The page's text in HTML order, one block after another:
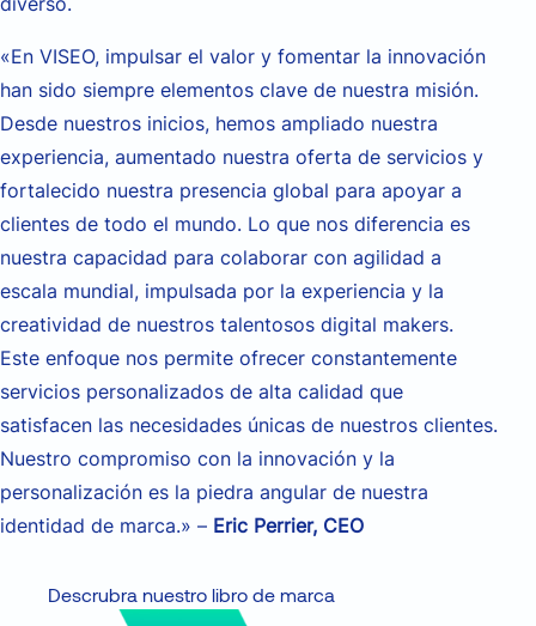
«En VISEO, impulsar el valor y fomentar la innovación
han sido siempre elementos clave de nuestra misión.
Desde nuestros inicios, hemos ampliado nuestra
experiencia, aumentado nuestra oferta de servicios y
fortalecido nuestra presencia global para apoyar a
clientes de todo el mundo. Lo que nos diferencia es
nuestra capacidad para colaborar con agilidad a
escala mundial, impulsada por la experiencia y la
creatividad de nuestros talentosos digital makers.
Este enfoque nos permite ofrecer constantemente
servicios personalizados de alta calidad que
satisfacen las necesidades únicas de nuestros clientes.
Nuestro compromiso con la innovación y la
personalización es la piedra angular de nuestra
identidad de marca.» – Eric Perrier, CEO
Descrubra nuestro libro de marca